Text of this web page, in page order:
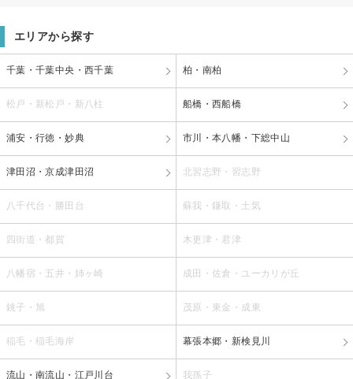
エリアから探す
千葉・千葉中央・西千葉 柏・南柏
松戸・新松戸・新八柱 船橋・西船橋
浦安・行徳・妙典 市川・本八幡・下総中山
津田沼・京成津田沼 北習志野・習志野
八千代台・勝田台 蘇我・鎌取・土気
四街道・都賀 木更津・君津
八幡宿・五井・姉ヶ崎 成田・佐倉・ユーカリが丘
銚子・旭 茂原・東金・成東
稲毛・稲毛海岸 幕張本郷・新検見川
流山・南流山・江戸川台 我孫子